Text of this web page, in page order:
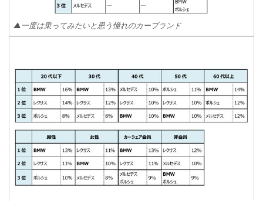
▲一度は乗ってみたいと思う憧れのカーブランド